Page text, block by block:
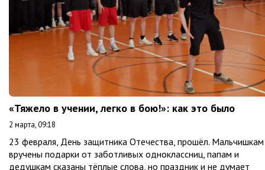
«Тяжело в учении, легко в бою!»: как это было
2 марта, 09:18
23 февраля, День защитника Отечества, прошёл. Мальчишкам
вручены подарки от заботливых одноклассниц, папам и
дедушкам сказаны тёплые слова, но праздник и не думает